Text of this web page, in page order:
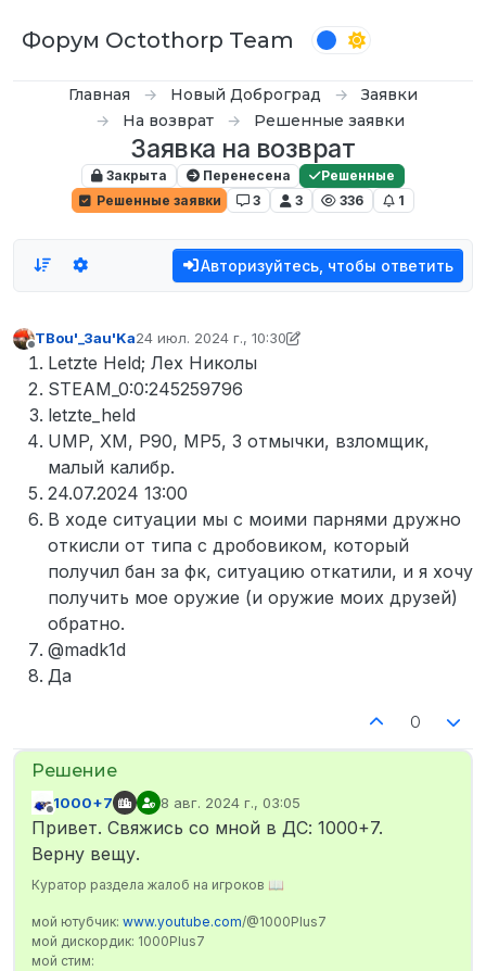
Форум Octothorp Team
Главная Новый Доброград
Заявки
На возврат
Решенные заявки
Заявка на возврат
Закрыта Перенесена
Решенные
Решенные заявки
3 3 336 1
Авторизуйтесь, чтобы ответить
Не в сети
TBou'_3au'Ka24 июл. 2024 г., 10:30
отредактировано TBou'_3au'Ka
Letzte Held; Лех Николы
STEAM_0:0:245259796
letzte_held
UMP, XM, P90, MP5, 3 отмычки, взломщик,
малый калибр.
24.07.2024 13:00
В ходе ситуации мы с моими парнями дружно
откисли от типа с дробовиком, который
получил бан за фк, ситуацию откатили, и я хочу
получить мое оружие (и оружие моих друзей)
обратно.
@madk1d
Да
0
Не в сети
1000+7 8 авг. 2024 г., 03:05
отредактировано
Привет. Свяжись со мной в ДС: 1000+7.
Верну вещу.
Куратор раздела жалоб на игроков 📖
мой ютубчик: www.youtube.com/@1000Plus7
мой дискордик: 1000Plus7
мой стим: